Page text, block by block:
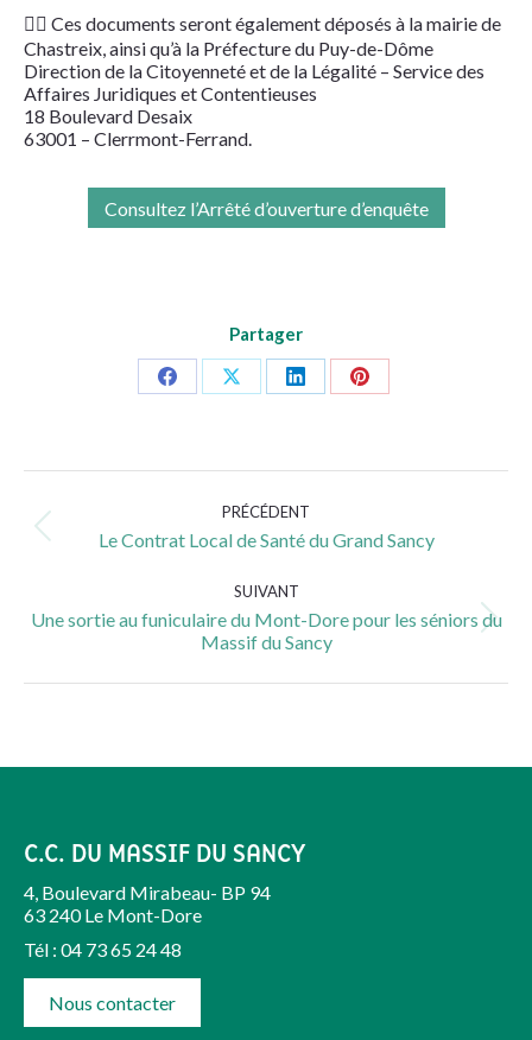
👉🏻 Ces documents seront également déposés à la mairie de
Chastreix, ainsi qu’à la Préfecture du Puy-de-Dôme
Direction de la Citoyenneté et de la Légalité – Service des
Affaires Juridiques et Contentieuses
18 Boulevard Desaix
63001 – Clerrmont-Ferrand.
Consultez l’Arrêté d’ouverture d’enquête
Partager
PartagerPartagerPartagerPartager
article
PRÉCÉDENT
Article
:
Le Contrat Local de Santé du Grand Sancy
SUIVANT
Article
suivant
Une sortie au funiculaire du Mont-Dore pour les séniors du
Massif du Sancy
C.C. DU MASSIF DU SANCY
4, Boulevard Mirabeau- BP 94
63 240 Le Mont-Dore
Tél : 04 73 65 24 48
Nous contacter